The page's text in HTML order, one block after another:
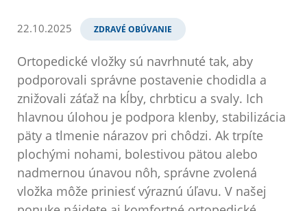
22.10.2025 ZDRAVÉ OBÚVANIE
Ortopedické vložky sú navrhnuté tak, aby
podporovali správne postavenie chodidla a
znižovali záťaž na kĺby, chrbticu a svaly. Ich
hlavnou úlohou je podpora klenby, stabilizácia
päty a tlmenie nárazov pri chôdzi. Ak trpíte
plochými nohami, bolestivou pätou alebo
nadmernou únavou nôh, správne zvolená
vložka môže priniesť výraznú úľavu. V našej